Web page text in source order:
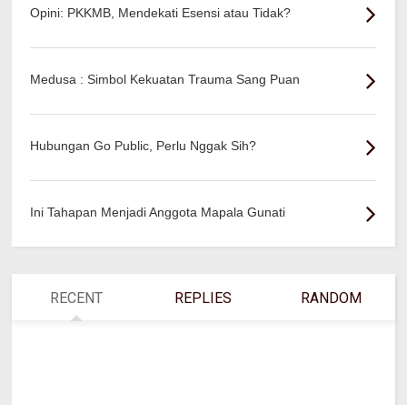
Opini: PKKMB, Mendekati Esensi atau Tidak?
Medusa : Simbol Kekuatan Trauma Sang Puan
Hubungan Go Public, Perlu Nggak Sih?
Ini Tahapan Menjadi Anggota Mapala Gunati
RECENT REPLIES RANDOM